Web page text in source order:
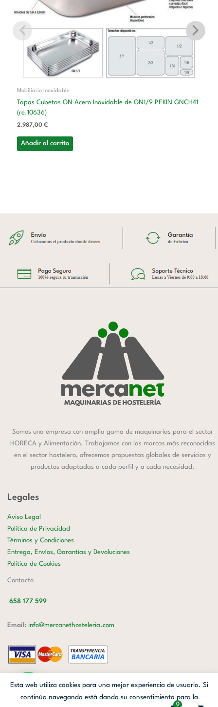
Mobiliario Inoxidable
Tapas Cubetas GN Acero Inoxidable de GN1/9 PEKIN GNCH41
(re.10636)
2.987,00 €
Añadir al carrito
Somos una empresa con amplia gama de maquinarias para el sector
HORECA y Alimentación. Trabajamos con las marcas más reconocidas
en el sector hostelero, ofrecemos propuestas globales de servicios y
productos adaptadas a cada perfil y a cada necesidad.
Legales
Aviso Legal
Política de Privacidad
Términos y Condiciones
Entrega, Envíos, Garantías y Devoluciones
Política de Cookies
Contacto
658 177 599
Email: info@mercanethosteleria.com
Mercanet © 2026.| Diseñado porAvanzada Digital| Webmaster
Esta web utiliza cookies para una mejor experiencia de usuario. Si
continúa navegando está dando su consentimiento para la
0